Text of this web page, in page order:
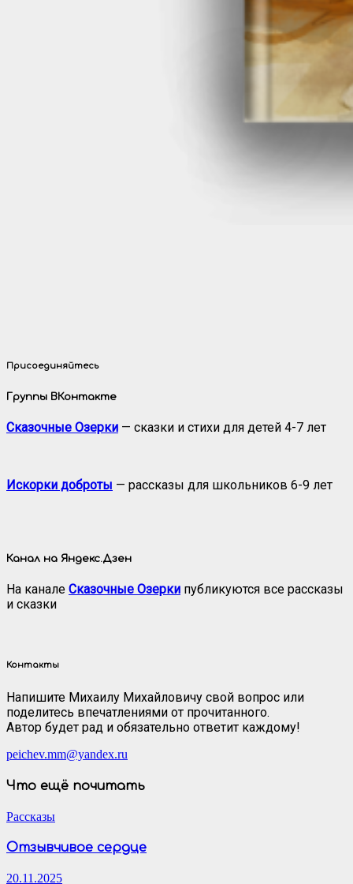
Присоединяйтесь
Группы ВКонтакте
Сказочные Озерки — сказки и стихи для детей 4-7 лет
Искорки доброты — рассказы для школьников 6-9 лет
Канал на Яндекс.Дзен
На канале Сказочные Озерки публикуются все рассказы
и сказки
Контакты
Напишите Михаилу Михайловичу свой вопрос или
поделитесь впечатлениями от прочитанного.
Автор будет рад и обязательно ответит каждому!
peichev.mm@yandex.ru
Что ещё почитать
Рассказы
Отзывчивое сердце
20.11.2025